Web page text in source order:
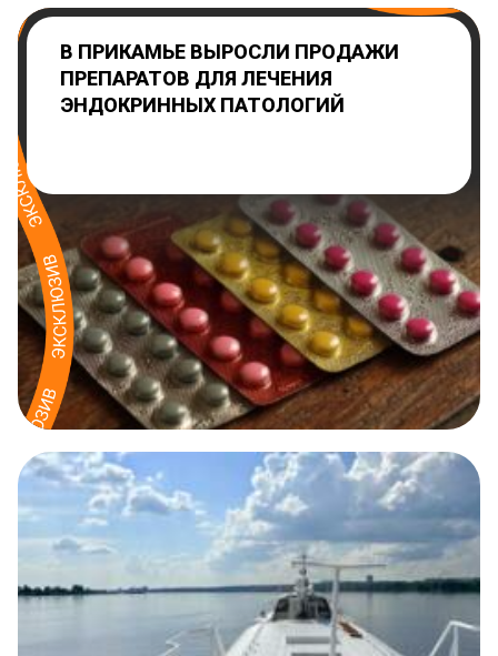
В ПРИКАМЬЕ ВЫРОСЛИ ПРОДАЖИ
ПРЕПАРАТОВ ДЛЯ ЛЕЧЕНИЯ
ЭНДОКРИННЫХ ПАТОЛОГИЙ